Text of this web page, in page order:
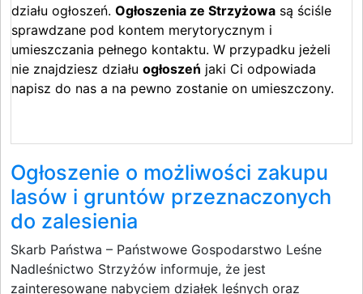
działu ogłoszeń. Ogłoszenia ze Strzyżowa są ściśle
sprawdzane pod kontem merytorycznym i
umieszczania pełnego kontaktu. W przypadku jeżeli
nie znajdziesz działu ogłoszeń jaki Ci odpowiada
napisz do nas a na pewno zostanie on umieszczony.
Ogłoszenie o możliwości zakupu
lasów i gruntów przeznaczonych
do zalesienia
Skarb Państwa – Państwowe Gospodarstwo Leśne
Nadleśnictwo Strzyżów informuje, że jest
zainteresowane nabyciem działek leśnych oraz